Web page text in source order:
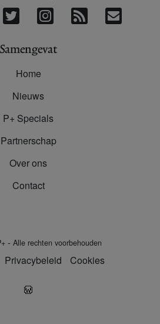
Samengevat
Home
Nieuws
P+ Specials
Partnerschap
Over ons
Contact
- Alle rechten voorbehouden
Privacybeleid Cookies